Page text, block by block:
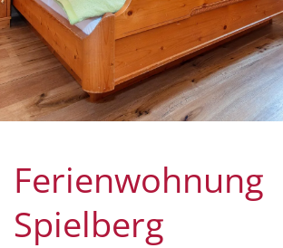
Ferienwohnung
Spielberg